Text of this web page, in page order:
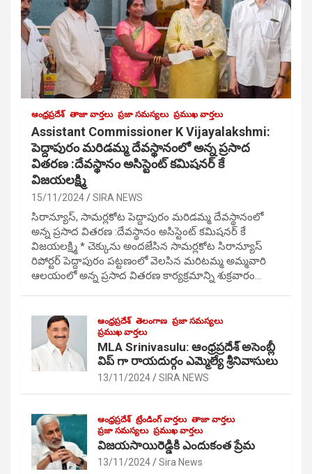
ఆంధ్రప్రదేశ్ తాజా వార్తలు ప్రజా సమస్యలు ప్రముఖ వార్తలు
Assistant Commissioner K Vijayalakshmi:
పెద్దాపురం మరిడమ్మ దేవస్థానంలో అన్న ప్రసాద
వితరణ :దేవస్థానం అసిస్టెంట్ కమిషనర్ కే
విజయలక్ష్మి
15/11/2024 SIRA NEWS
సిరాన్యూస్, సామర్లకోట పెద్దాపురం మరిడమ్మ దేవస్థానంలో
అన్న ప్రసాద వితరణ :దేవస్థానం అసిస్టెంట్ కమిషనర్ కే
విజయలక్ష్మి * చెక్కును అందజేసిన సామర్లకోట సిరాన్యూస్
రిపోర్టర్ పెద్దాపురం పట్టణంలో వెలసిన మరిటమ్మ అమ్మవారి
ఆలయంలో అన్న ప్రసాద వితరణ కార్యక్రమాన్ని శుక్రవారం…
ఆంధ్రప్రదేశ్ తెలంగాణ ప్రజా సమస్యలు
ప్రముఖ వార్తలు
MLA Srinivasulu: ఆంధ్రప్రదేశ్ అసెంబ్లీ
విప్ గా రాయదుర్గం ఎమ్మెల్యే శ్రీనివాసులు
13/11/2024 SIRA NEWS
ఆంధ్రప్రదేశ్ ట్రేండింగ్ వార్తలు తాజా వార్తలు
ప్రజా సమస్యలు ప్రముఖ వార్తలు
విజయసాయిరెడ్డికి ఎందుకంత ప్రేమ
13/11/2024 Sira News